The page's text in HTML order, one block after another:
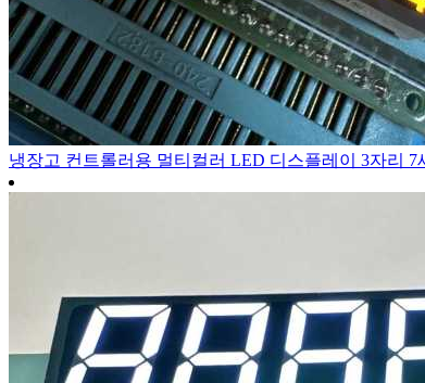
냉장고 컨트롤러용 멀티컬러 LED 디스플레이 3자리 7